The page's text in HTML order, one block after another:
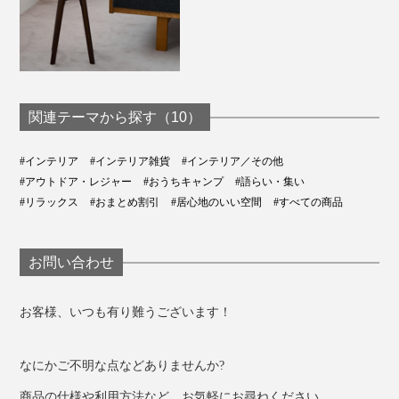
関連テーマから探す（10）
#インテリア #インテリア雑貨
#インテリア／その他
#アウトドア・レジャー
#おうちキャンプ
#語らい・集い
#リラックス
#おまとめ割引 #居心地のいい空間 #すべての商品
お問い合わせ
お客様、いつも有り難うございます！
なにかご不明な点などありませんか?